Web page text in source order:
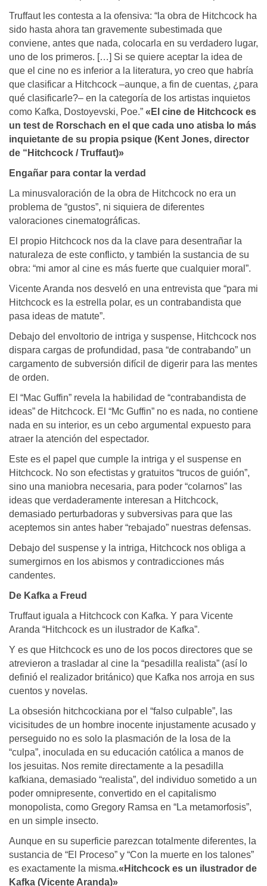
Truffaut les contesta a la ofensiva: “la obra de Hitchcock ha
sido hasta ahora tan gravemente subestimada que
conviene, antes que nada, colocarla en su verdadero lugar,
uno de los primeros. […] Si se quiere aceptar la idea de
que el cine no es inferior a la literatura, yo creo que habría
que clasificar a Hitchcock –aunque, a fin de cuentas, ¿para
qué clasificarle?– en la categoría de los artistas inquietos
como Kafka, Dostoyevski, Poe.” «El cine de Hitchcock es
un test de Rorschach en el que cada uno atisba lo más
inquietante de su propia psique (Kent Jones, director
de “Hitchcock / Truffaut)»
Engañar para contar la verdad
La minusvaloración de la obra de Hitchcock no era un
problema de “gustos”, ni siquiera de diferentes
valoraciones cinematográficas.
El propio Hitchcock nos da la clave para desentrañar la
naturaleza de este conflicto, y también la sustancia de su
obra: “mi amor al cine es más fuerte que cualquier moral”.
Vicente Aranda nos desveló en una entrevista que “para mi
Hitchcock es la estrella polar, es un contrabandista que
pasa ideas de matute”.
Debajo del envoltorio de intriga y suspense, Hitchcock nos
dispara cargas de profundidad, pasa “de contrabando” un
cargamento de subversión difícil de digerir para las mentes
de orden.
El “Mac Guffin” revela la habilidad de “contrabandista de
ideas” de Hitchcock. El “Mc Guffin” no es nada, no contiene
nada en su interior, es un cebo argumental expuesto para
atraer la atención del espectador.
Este es el papel que cumple la intriga y el suspense en
Hitchcock. No son efectistas y gratuitos “trucos de guión”,
sino una maniobra necesaria, para poder “colarnos” las
ideas que verdaderamente interesan a Hitchcock,
demasiado perturbadoras y subversivas para que las
aceptemos sin antes haber “rebajado” nuestras defensas.
Debajo del suspense y la intriga, Hitchcock nos obliga a
sumergirnos en los abismos y contradicciones más
candentes.
De Kafka a Freud
Truffaut iguala a Hitchcock con Kafka. Y para Vicente
Aranda “Hitchcock es un ilustrador de Kafka”.
Y es que Hitchcock es uno de los pocos directores que se
atrevieron a trasladar al cine la “pesadilla realista” (así lo
definió el realizador británico) que Kafka nos arroja en sus
cuentos y novelas.
La obsesión hitchcockiana por el “falso culpable”, las
vicisitudes de un hombre inocente injustamente acusado y
perseguido no es solo la plasmación de la losa de la
“culpa”, inoculada en su educación católica a manos de
los jesuitas. Nos remite directamente a la pesadilla
kafkiana, demasiado “realista”, del individuo sometido a un
poder omnipresente, convertido en el capitalismo
monopolista, como Gregory Ramsa en “La metamorfosis”,
en un simple insecto.
Aunque en su superficie parezcan totalmente diferentes, la
sustancia de “El Proceso” y “Con la muerte en los talones”
es exactamente la misma.«Hitchcock es un ilustrador de
Kafka (Vicente Aranda)»